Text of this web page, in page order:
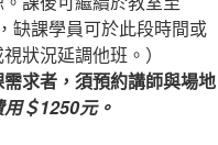
缺課學員可於此段時間或
狀況延調他班。）
求者，須預約講師與場地
＄1250元。